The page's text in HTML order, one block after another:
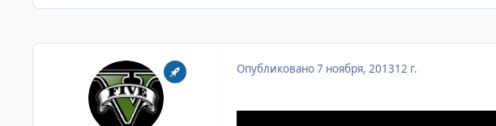
Опубликовано7 ноября, 201312 г.